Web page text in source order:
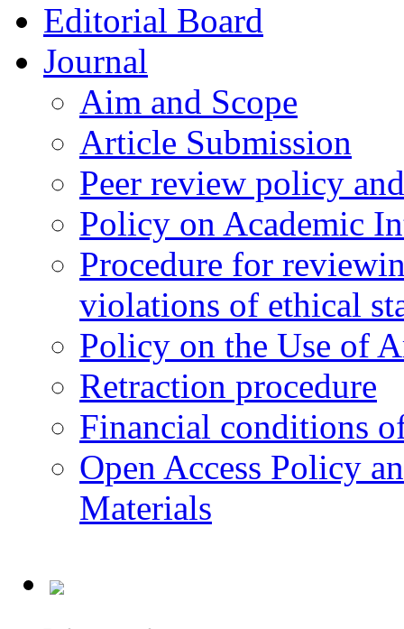
Editorial Board
Journal
Aim and Scope
Article Submission
Peer review policy
Policy on Academic
Procedure for
violations of ethical
Policy on the Use of
Retraction procedure
Financial conditions
Open Access Policy
Materials